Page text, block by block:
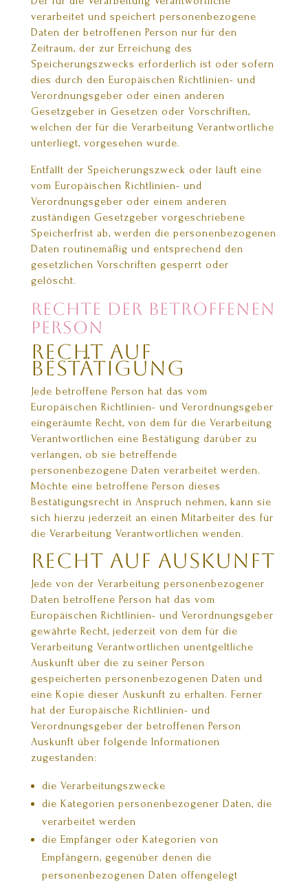
verarbeitet und speichert personenbezogene
Daten der betroffenen Person nur für den
Zeitraum, der zur Erreichung des
Speicherungszwecks erforderlich ist oder sofern
dies durch den Europäischen Richtlinien- und
Verordnungsgeber oder einen anderen
Gesetzgeber in Gesetzen oder Vorschriften,
welchen der für die Verarbeitung Verantwortliche
unterliegt, vorgesehen wurde.
Entfällt der Speicherungszweck oder läuft eine
vom Europäischen Richtlinien- und
Verordnungsgeber oder einem anderen
zuständigen Gesetzgeber vorgeschriebene
Speicherfrist ab, werden die personenbezogenen
Daten routinemäßig und entsprechend den
gesetzlichen Vorschriften gesperrt oder
gelöscht.
Rechte der betroffenen
Person
Recht auf
Bestätigung
Jede betroffene Person hat das vom
Europäischen Richtlinien- und Verordnungsgeber
eingeräumte Recht, von dem für die Verarbeitung
Verantwortlichen eine Bestätigung darüber zu
verlangen, ob sie betreffende
personenbezogene Daten verarbeitet werden.
Möchte eine betroffene Person dieses
Bestätigungsrecht in Anspruch nehmen, kann sie
sich hierzu jederzeit an einen Mitarbeiter des für
die Verarbeitung Verantwortlichen wenden.
Recht auf Auskunft
Jede von der Verarbeitung personenbezogener
Daten betroffene Person hat das vom
Europäischen Richtlinien- und Verordnungsgeber
gewährte Recht, jederzeit von dem für die
Verarbeitung Verantwortlichen unentgeltliche
Auskunft über die zu seiner Person
gespeicherten personenbezogenen Daten und
eine Kopie dieser Auskunft zu erhalten. Ferner
hat der Europäische Richtlinien- und
Verordnungsgeber der betroffenen Person
Auskunft über folgende Informationen
zugestanden:
die Verarbeitungszwecke
die Kategorien personenbezogener Daten, die
verarbeitet werden
die Empfänger oder Kategorien von
Empfängern, gegenüber denen die
personenbezogenen Daten offengelegt